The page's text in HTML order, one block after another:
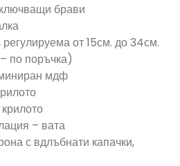
брави
от 15см. до 34см.
по поръчка)
мдф
– вата
с вдлъбнати капачки,